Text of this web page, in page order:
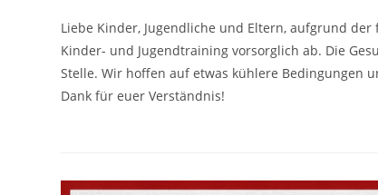
Liebe Kinder, Jugendliche und Eltern, aufgrund
Kinder- und Jugendtraining vorsorglich ab. Die
Stelle. Wir hoffen auf etwas kühlere Bedingungen
Dank für euer Verständnis!